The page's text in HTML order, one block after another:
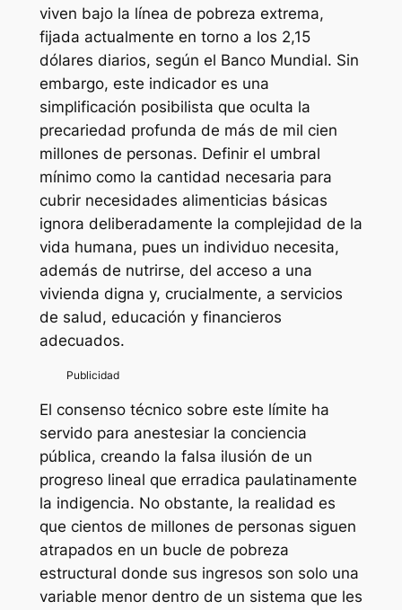
viven bajo la línea de pobreza extrema,
fijada actualmente en torno a los 2,15
dólares diarios, según el Banco Mundial. Sin
embargo, este indicador es una
simplificación posibilista que oculta la
precariedad profunda de más de mil cien
millones de personas. Definir el umbral
mínimo como la cantidad necesaria para
cubrir necesidades alimenticias básicas
ignora deliberadamente la complejidad de la
vida humana, pues un individuo necesita,
además de nutrirse, del acceso a una
vivienda digna y, crucialmente, a servicios
de salud, educación y financieros
adecuados.
El consenso técnico sobre este límite ha
servido para anestesiar la conciencia
pública, creando la falsa ilusión de un
progreso lineal que erradica paulatinamente
la indigencia. No obstante, la realidad es
que cientos de millones de personas siguen
atrapados en un bucle de pobreza
estructural donde sus ingresos son solo una
variable menor dentro de un sistema que les